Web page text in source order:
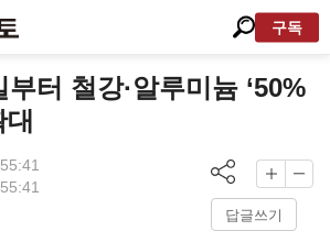
구독
터 철강·알루미늄 ‘50%
답글쓰기